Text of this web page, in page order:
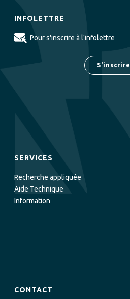
INFOLETTRE
Pour s'inscrire à l'infolettre
S'inscrire
SERVICES
Recherche appliquée
Aide Technique
Information
CONTACT